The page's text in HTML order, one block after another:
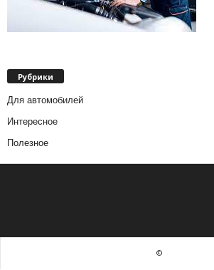
Рубрики
Для автомобилей
Интересное
Полезное
©